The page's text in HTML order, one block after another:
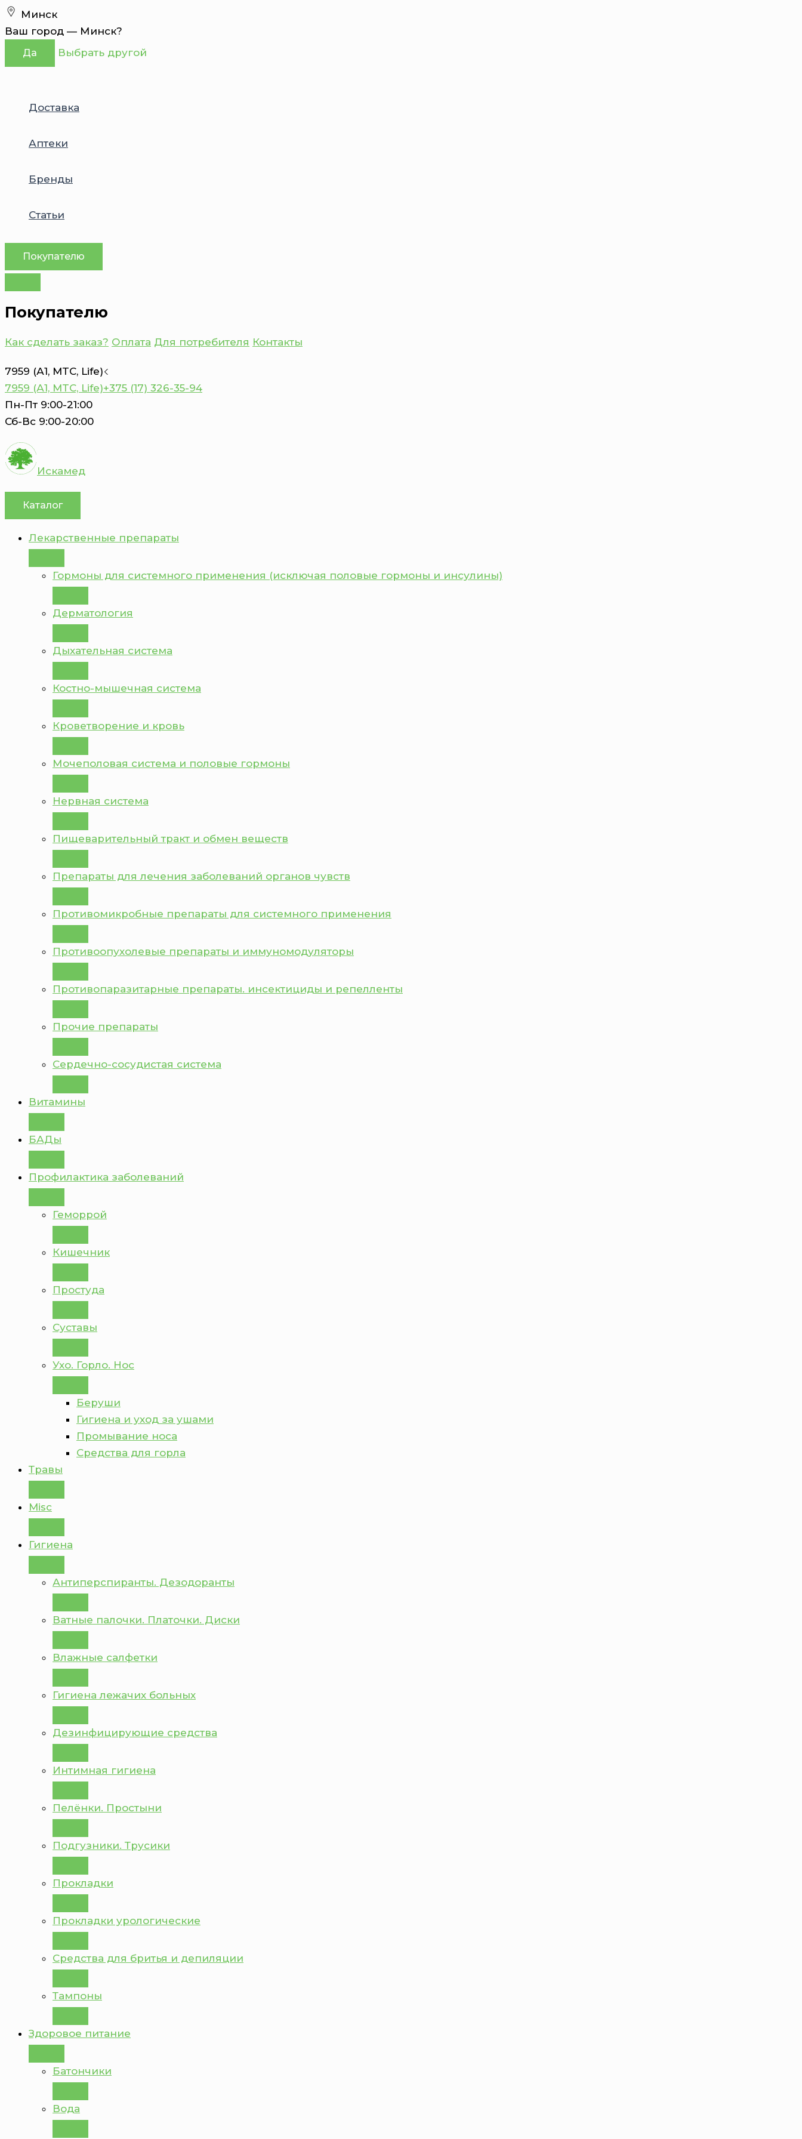
Перейти
к
содержимому
Минск
Ваш город — Минск?
Да Выбрать другой
Доставка
Аптеки
Бренды
Статьи
Покупателю
Покупателю
Как сделать заказ? Оплата Для потребителя Контакты
7959 (А1, MTC, Life)
7959 (А1, MTC, Life)+375 (17) 326-35-94
Пн-Пт 9:00-21:00
Сб-Вс 9:00-20:00
Искамед
Каталог
Лекарственные препараты
Гормоны для системного применения (исключая половые гормоны и инсулины)
Дерматология
Дыхательная система
Костно-мышечная система
Кроветворение и кровь
Мочеполовая система и половые гормоны
Нервная система
Пищеварительный тракт и обмен веществ
Препараты для лечения заболеваний органов чувств
Противомикробные препараты для системного применения
Противоопухолевые препараты и иммуномодуляторы
Противопаразитарные препараты. инсектициды и репелленты
Прочие препараты
Сердечно-сосудистая система
Витамины
БАДы
Профилактика заболеваний
Геморрой
Кишечник
Простуда
Суставы
Ухо. Горло. Нос
Беруши
Гигиена и уход за ушами
Промывание носа
Средства для горла
Травы
Misc
Гигиена
Антиперспиранты. Дезодоранты
Ватные палочки. Платочки. Диски
Влажные салфетки
Гигиена лежачих больных
Дезинфицирующие средства
Интимная гигиена
Пелёнки. Простыни
Подгузники. Трусики
Прокладки
Прокладки урологические
Средства для бритья и депиляции
Тампоны
Здоровое питание
Батончики
Вода